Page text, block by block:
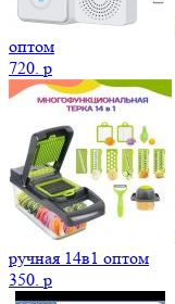
оптом
720. p
ручная 14в1 оптом
350. p